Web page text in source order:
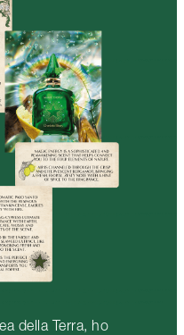
della Terra, ho